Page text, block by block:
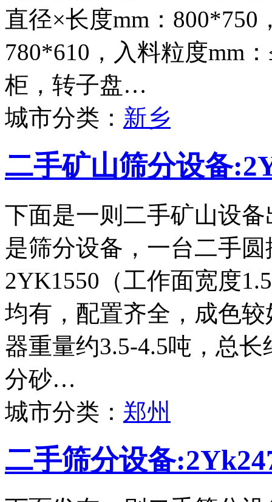
直径×长度mm：
780*610，入料粒度mm
柜，转子盘…
城市分类： 新乡
二手矿山筛分设备
下面是一则二手矿山设
是筛分设备，一台二手
2YK1550（工作面宽度
均有，配置齐全，成色
器重量约3.5-4.5吨，总
分砂…
城市分类： 郑州
二手筛分设备